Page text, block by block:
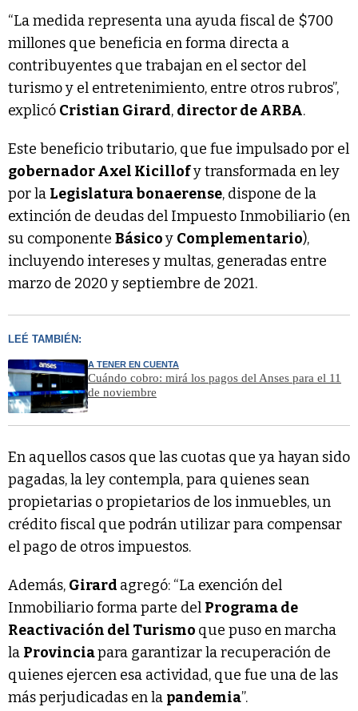
“La medida representa una ayuda fiscal de $700
millones que beneficia en forma directa a
contribuyentes que trabajan en el sector del
turismo y el entretenimiento, entre otros rubros”,
explicó Cristian Girard, director de ARBA.
Este beneficio tributario, que fue impulsado por el
gobernador Axel Kicillofy transformada en ley
por la Legislatura bonaerense, dispone de la
extinción de deudas del Impuesto Inmobiliario (en
su componente Básicoy Complementario),
incluyendo intereses y multas, generadas entre
marzo de 2020 y septiembre de 2021.
LEÉ TAMBIÉN:
A TENER EN CUENTA
Cuándo cobro: mirá los pagos del Anses para el 11
de noviembre
En aquellos casos que las cuotas que ya hayan sido
pagadas, la ley contempla, para quienes sean
propietarias o propietarios de los inmuebles, un
crédito fiscal que podrán utilizar para compensar
el pago de otros impuestos.
Además, Girard agregó: “La exención del
Inmobiliario forma parte del Programa de
Reactivación del Turismo que puso en marcha
la Provinciapara garantizar la recuperación de
quienes ejercen esa actividad, que fue una de las
más perjudicadas en la pandemia”.